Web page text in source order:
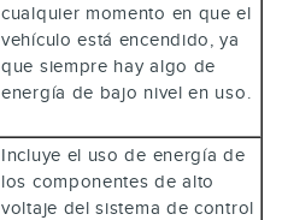
cualquier momento en que el
vehículo está encendido, ya
que siempre hay algo de
energía de bajo nivel en uso.
Incluye el uso de energía de
los componentes de alto
voltaje del sistema de control